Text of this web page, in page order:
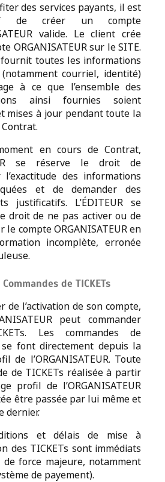
des services payants, il est
de créer un compte
valide. Le client crée
ORGANISATEUR sur le SITE.
toutes les informations
courriel, identité)
à ce que l’ensemble des
ainsi fournies soient
mises à jour pendant toute la
en cours de Contrat,
se réserve le droit de
l’exactitude des informations
et de demander des
justificatifs. L’ÉDITEUR se
droit de ne pas activer ou de
le compte ORGANISATEUR en
incomplète, erronée
de TICKETs
de l’activation de son compte,
peut commander
Les commandes de
se font directement depuis la
de l’ORGANISATEUR. Toute
de TICKETs réalisée à partir
profil de l’ORGANISATEUR
être passée par lui même et
dernier.
et délais de mise à
des TICKETs sont immédiats
de force majeure, notamment
de payement).